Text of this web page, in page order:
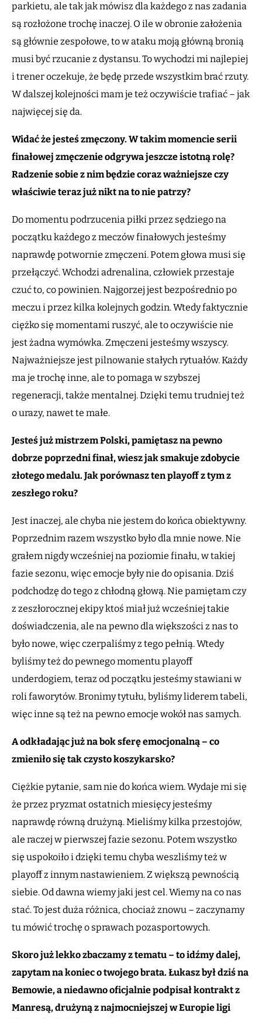
parkietu, ale tak jak mówisz dla każdego z nas zadania
są rozłożone trochę inaczej. O ile w obronie założenia
są głównie zespołowe, to w ataku moją główną bronią
musi być rzucanie z dystansu. To wychodzi mi najlepiej
i trener oczekuje, że będę przede wszystkim brać rzuty.
W dalszej kolejności mam je też oczywiście trafiać – jak
najwięcej się da.
Widać że jesteś zmęczony. W takim momencie serii
finałowej zmęczenie odgrywa jeszcze istotną rolę?
Radzenie sobie z nim będzie coraz ważniejsze czy
właściwie teraz jużniktna to nie patrzy?
Do momentu podrzucenia piłki przez sędziego na
początku każdego z meczów finałowych jesteśmy
naprawdę potwornie zmęczeni. Potem głowa musi się
przełączyć. Wchodzi adrenalina, człowiek przestaje
czuć to, co powinien. Najgorzej jest bezpośrednio po
meczu i przez kilka kolejnych godzin. Wtedy faktycznie
ciężko się momentami ruszyć, ale to oczywiście nie
jest żadna wymówka. Zmęczeni jesteśmy wszyscy.
Najważniejsze jest pilnowanie stałych rytuałów. Każdy
ma je trochę inne, ale to pomaga w szybszej
regeneracji, także mentalnej. Dzięki temu trudniej też
o urazy, nawet te małe.
Jesteś już mistrzem Polski, pamiętasz na pewno
dobrze poprzedni finał, wiesz jak smakuje zdobycie
złotego medalu. Jak porównasz ten playoff z tym z
zeszłego roku?
Jest inaczej, ale chyba nie jestem do końca obiektywny.
Poprzednim razem wszystko było dla mnie nowe. Nie
grałem nigdy wcześniej na poziomie finału, w takiej
fazie sezonu, więc emocje były nie do opisania. Dziś
podchodzę do tego z chłodną głową. Nie pamiętam czy
z zeszłorocznej ekipy ktoś miał już wcześniej takie
doświadczenia, ale na pewno dla większości z nas to
było nowe, więc czerpaliśmy z tego pełnią. Wtedy
byliśmy też do pewnego momentu playoff
underdogiem, teraz od początku jesteśmy stawiani w
roli faworytów. Bronimy tytułu, byliśmy liderem tabeli,
więc inne są też na pewno emocje wokół nas samych.
A odkładając już na bok sferę emocjonalną – co
zmieniło się tak czysto koszykarsko?
Ciężkie pytanie, sam nie do końca wiem. Wydaje mi się
że przez pryzmat ostatnich miesięcy jesteśmy
naprawdę równą drużyną. Mieliśmy kilka przestojów,
ale raczej w pierwszej fazie sezonu. Potem wszystko
się uspokoiło i dzięki temu chyba weszliśmy też w
playoff z innym nastawieniem. Z większą pewnością
siebie. Od dawna wiemy jaki jest cel. Wiemy na co nas
stać. To jest duża różnica, chociaż znowu – zaczynamy
tu mówić trochę o sprawach pozasportowych.
Skoro już lekko zbaczamy z tematu – to idźmy dalej,
zapytam na koniec o twojego brata. Łukasz był dziś na
Bemowie, a niedawno oficjalnie podpisał kontrakt z
Manresą, drużyną z najmocniejszej w Europie ligi